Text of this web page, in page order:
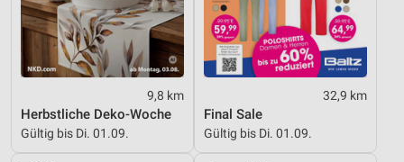
9,8 km
Herbstliche Deko-Woche
Gültig bis Di. 01.09.
32,9 km
Final Sale
Gültig bis Di. 01.09.